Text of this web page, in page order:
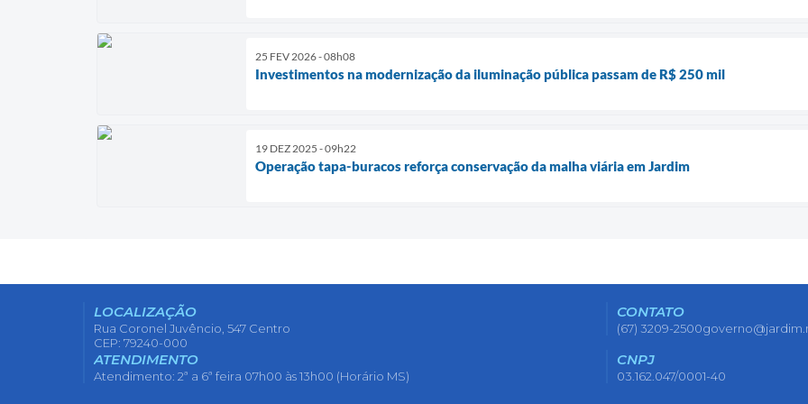
25 FEV 2026 - 08h08
Investimentos na modernização da iluminação pública passam de R$ 250 mil
19 DEZ 2025 - 09h22
Operação tapa-buracos reforça conservação da malha viária em Jardim
LOCALIZAÇÃO
Rua Coronel Juvêncio, 547 Centro
CEP: 79240-000
CONTATO
(67) 3209-2500
ATENDIMENTO
Atendimento: 2ª a 6ª feira 07h00 às 13h00 (Horário MS)
CNPJ
03.162.047/0001-40